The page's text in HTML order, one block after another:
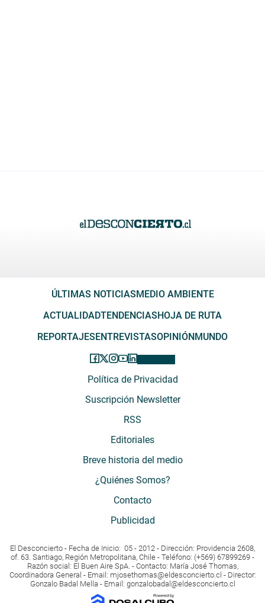
ÚLTIMAS NOTICIASMEDIO AMBIENTE
ACTUALIDADTENDENCIASHOJA DE RUTA
REPORTAJESENTREVISTASOPINIÓNMUNDO
Política de Privacidad
Suscripción Newsletter
RSS
Editoriales
Breve historia del medio
¿Quiénes Somos?
Contacto
Publicidad
El Desconcierto - Fecha de Inicio: 05 - 2012 - Dirección: Providencia 2608,
of. 63. Santiago, Región Metropolitana, Chile - Teléfono: (+569) 67899269 -
Razón social: El Buen Aire SpA. - Contacto: María José Thomas,
Coordinadora General - Email: mjosethomas@eldesconcierto.cl - Director:
Gonzalo Badal Mella - Email: gonzalobadal@eldesconcierto.cl